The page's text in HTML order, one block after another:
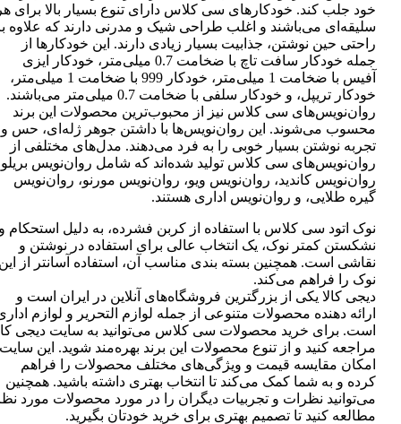
خود جلب کند. خودکارهای سی کلاس دارای تنوع بسیار بالا برای
سلیقه‌ای می‌باشند و اغلب طراحی شیک و مدرنی دارند که علاوه
راحتی حین نوشتن، جذابیت بسیار زیادی دارند. این خودکارها از
جمله خودکار سافت تاچ با ضخامت 0.7 میلی‌متر، خودکار ایزی
آفیس با ضخامت 1 میلی‌متر، خودکار 999 با ضخامت 1 میلی‌متر،
خودکار تریپل، و خودکار سلفی با ضخامت 0.7 میلی‌متر می‌باشند.
روان‌نویس‌های سی کلاس نیز از محبوب‌ترین محصولات این برند
محسوب می‌شوند. این روان‌نویس‌ها با داشتن جوهر ژله‌ای، حس و
تجربه نوشتن بسیار خوبی را به فرد می‌دهند. مدل‌های مختلفی از
روان‌نویس‌های سی کلاس تولید شده‌اند که شامل روان‌نویس
روان‌نویس کاندید، روان‌نویس ویو، روان‌نویس مورنو، روان‌نویس
گیره طلایی، و روان‌نویس اداری هستند.
نوک اتود سی کلاس با استفاده از کربن فشرده، به دلیل استحکام
نشکستن کمتر نوک، یک انتخاب عالی برای استفاده در نوشتن و
نقاشی است. همچنین بسته بندی مناسب آن، استفاده آسانتر از
نوک را فراهم می‌کند.
دیجی کالا یکی از بزرگترین فروشگاه‌های آنلاین در ایران است و
ارائه دهنده محصولات متنوعی از جمله لوازم التحریر و لوازم
است. برای خرید محصولات سی کلاس می‌توانید به سایت دیجی
مراجعه کنید و از تنوع محصولات این برند بهره‌مند شوید. این سایت
امکان مقایسه قیمت و ویژگی‌های مختلف محصولات را فراهم
کرده و به شما کمک می‌کند تا انتخاب بهتری داشته باشید. همچنین
می‌توانید نظرات و تجربیات دیگران را در مورد محصولات مورد
مطالعه کنید تا تصمیم بهتری برای خرید خودتان بگیرید.